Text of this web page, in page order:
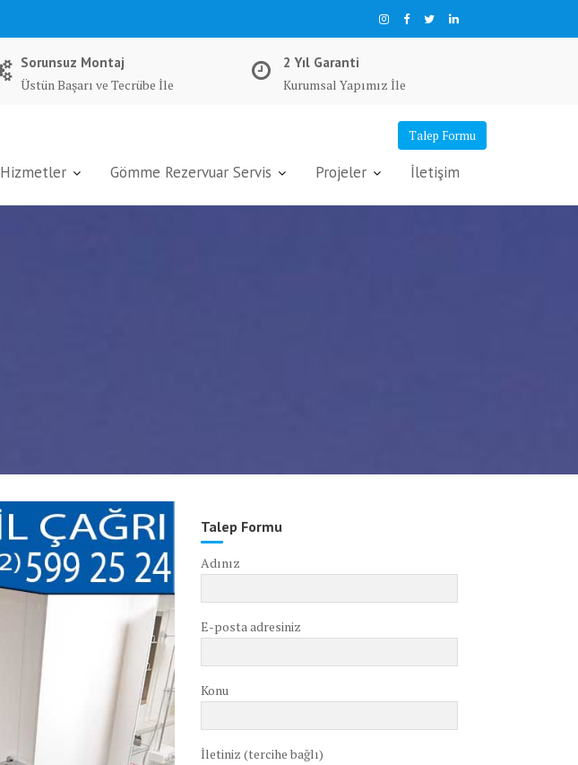
Sorunsuz Montaj
Üstün Başarı ve Tecrübe İle
2 Yıl Garanti
Kurumsal Yapımız İle
Talep Formu
Hizmetler Gömme Rezervuar Servis Projeler İletişim
Talep Formu
Adınız
E-posta adresiniz
Konu
İletiniz (tercihe bağlı)